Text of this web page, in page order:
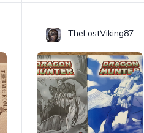
TheLostViking87